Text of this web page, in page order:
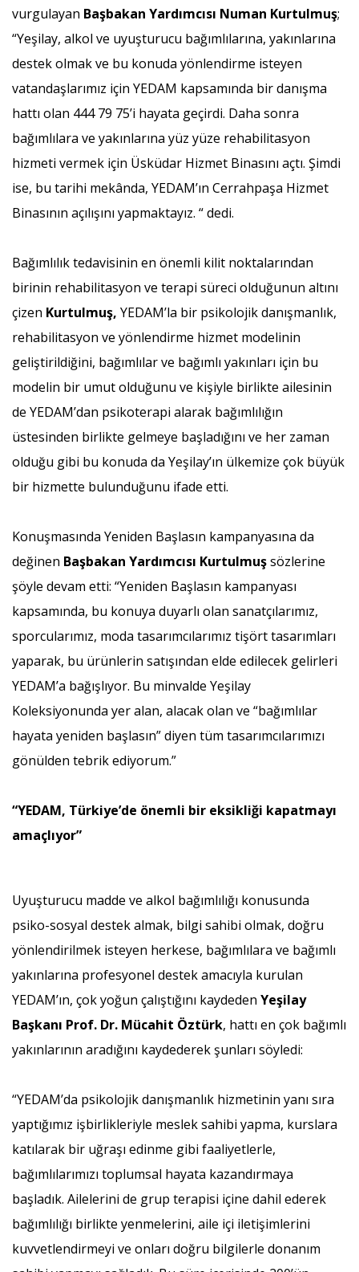
vurgulayan Başbakan Yardımcısı Numan Kurtulmuş;
“Yeşilay, alkol ve uyuşturucu bağımlılarına, yakınlarına
destek olmak ve bu konuda yönlendirme isteyen
vatandaşlarımız için YEDAM kapsamında bir danışma
hattı olan 444 79 75’i hayata geçirdi. Daha sonra
bağımlılara ve yakınlarına yüz yüze rehabilitasyon
hizmeti vermek için Üsküdar Hizmet Binasını açtı. Şimdi
ise, bu tarihi mekânda, YEDAM’ın Cerrahpaşa Hizmet
Binasının açılışını yapmaktayız. “ dedi.
Bağımlılık tedavisinin en önemli kilit noktalarından
birinin rehabilitasyon ve terapi süreci olduğunun altını
çizen Kurtulmuş, YEDAM’la bir psikolojik danışmanlık,
rehabilitasyon ve yönlendirme hizmet modelinin
geliştirildiğini, bağımlılar ve bağımlı yakınları için bu
modelin bir umut olduğunu ve kişiyle birlikte ailesinin
de YEDAM’dan psikoterapi alarak bağımlılığın
üstesinden birlikte gelmeye başladığını ve her zaman
olduğu gibi bu konuda da Yeşilay’ın ülkemize çok büyük
bir hizmette bulunduğunu ifade etti.
Konuşmasında Yeniden Başlasın kampanyasına da
değinen Başbakan Yardımcısı Kurtulmuşsözlerine
şöyle devam etti: “Yeniden Başlasın kampanyası
kapsamında, bu konuya duyarlı olan sanatçılarımız,
sporcularımız, moda tasarımcılarımız tişört tasarımları
yaparak, bu ürünlerin satışından elde edilecek gelirleri
YEDAM’a bağışlıyor. Bu minvalde Yeşilay
Koleksiyonunda yer alan, alacak olan ve “bağımlılar
hayata yeniden başlasın” diyen tüm tasarımcılarımızı
gönülden tebrik ediyorum.”
“YEDAM, Türkiye’de önemli bir eksikliği kapatmayı
amaçlıyor”
Uyuşturucu madde ve alkol bağımlılığı konusunda
psiko-sosyal destek almak, bilgi sahibi olmak, doğru
yönlendirilmek isteyen herkese, bağımlılara ve bağımlı
yakınlarına profesyonel destek amacıyla kurulan
YEDAM’ın, çok yoğun çalıştığını kaydeden Yeşilay
Başkanı Prof. Dr. Mücahit Öztürk, hattı en çok bağımlı
yakınlarının aradığını kaydederek şunları söyledi:
“YEDAM’da psikolojik danışmanlık hizmetinin yanı sıra
yaptığımız işbirlikleriyle meslek sahibi yapma, kurslara
katılarak bir uğraşı edinme gibi faaliyetlerle,
bağımlılarımızı toplumsal hayata kazandırmaya
başladık. Ailelerini de grup terapisi içine dahil ederek
bağımlılığı birlikte yenmelerini, aile içi iletişimlerini
kuvvetlendirmeyi ve onları doğru bilgilerle donanım